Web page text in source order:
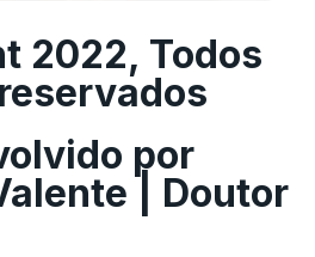
2022, Todos
por
| Doutor